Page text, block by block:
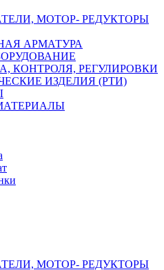
МОТОР- РЕДУКТОРЫ
АРМАТУРА
КОНТРОЛЯ, РЕГУЛИРОВКИ
ИЗДЕЛИЯ (РТИ)
МОТОР- РЕДУКТОРЫ